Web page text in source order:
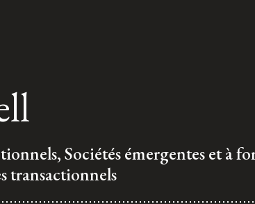
Sociétés émergentes et à
transactionnels